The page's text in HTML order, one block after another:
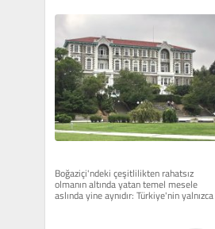
Boğaziçi'ndeki çeşitlilikten rahatsız
olmanın altında yatan temel mesele
aslında yine aynıdır: Türkiye'nin yalnızca
belirli bir...